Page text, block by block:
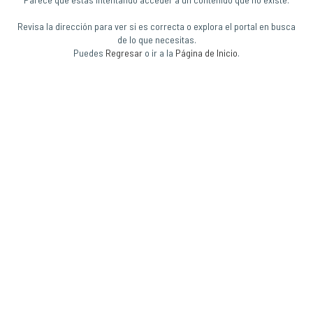
Revisa la dirección para ver si es correcta o explora el portal en busca
de lo que necesitas.
Puedes Regresar o ir a la Página de Inicio.